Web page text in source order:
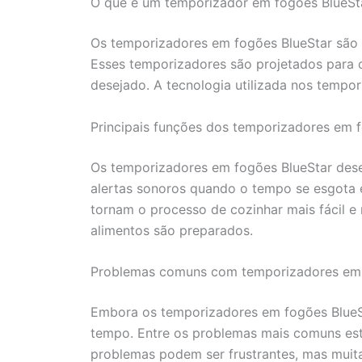
Os temporizadores em fogões BlueStar
Esses temporizadores são projetados
desejado. A tecnologia utilizada nos
Principais funções dos temporizadores em
Os temporizadores em fogões BlueStar
alertas sonoros quando o tempo se
tornam o processo de cozinhar mais fácil
alimentos são preparados.
Problemas comuns com temporizadores
Embora os temporizadores em fogões
tempo. Entre os problemas mais comuns
problemas podem ser frustrantes, mas